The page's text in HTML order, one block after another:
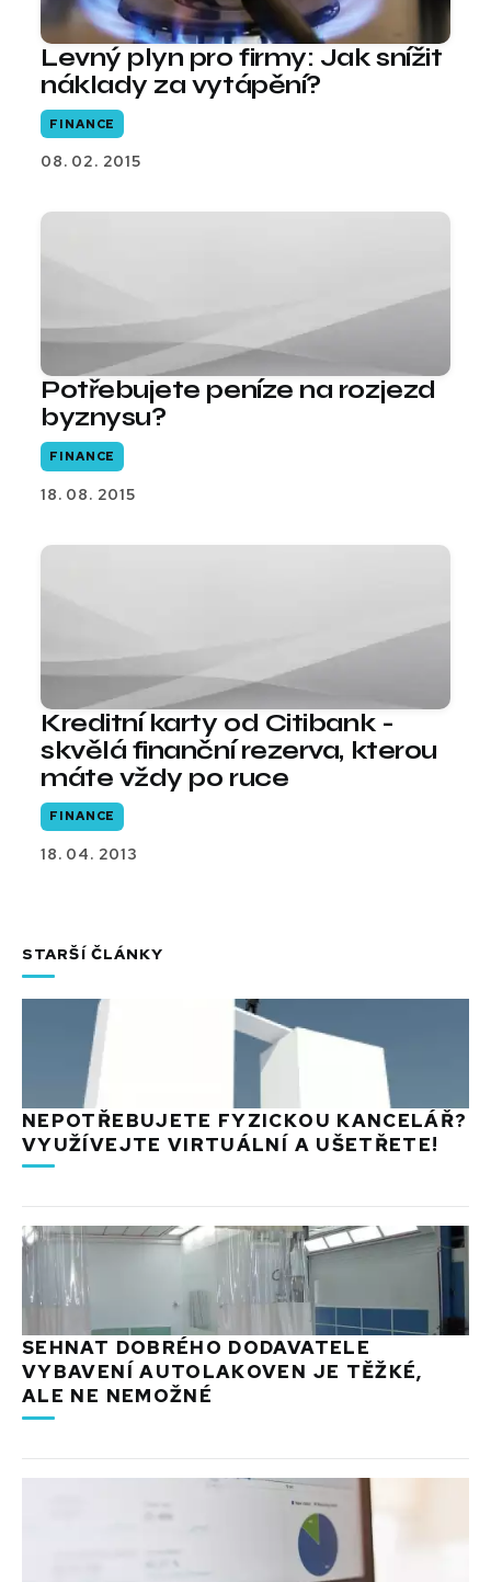
Levný plyn pro firmy: Jak snížit
náklady za vytápění?
FINANCE
08. 02. 2015
Potřebujete peníze na rozjezd
byznysu?
FINANCE
18. 08. 2015
Kreditní karty od Citibank -
skvělá finanční rezerva, kterou
máte vždy po ruce
FINANCE
18. 04. 2013
STARŠÍ ČLÁNKY
NEPOTŘEBUJETE FYZICKOU KANCELÁŘ?
VYUŽÍVEJTE VIRTUÁLNÍ A UŠETŘETE!
SEHNAT DOBRÉHO DODAVATELE
VYBAVENÍ AUTOLAKOVEN JE TĚŽKÉ,
ALE NE NEMOŽNÉ